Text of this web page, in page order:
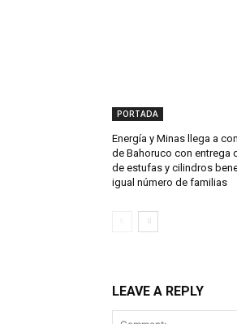
PORTADA
Energía y Minas llega a
de Bahoruco con entrega
de estufas y cilindros
igual número de familias
LEAVE A REPLY